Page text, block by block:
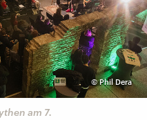
©Phil Dera
am 7.